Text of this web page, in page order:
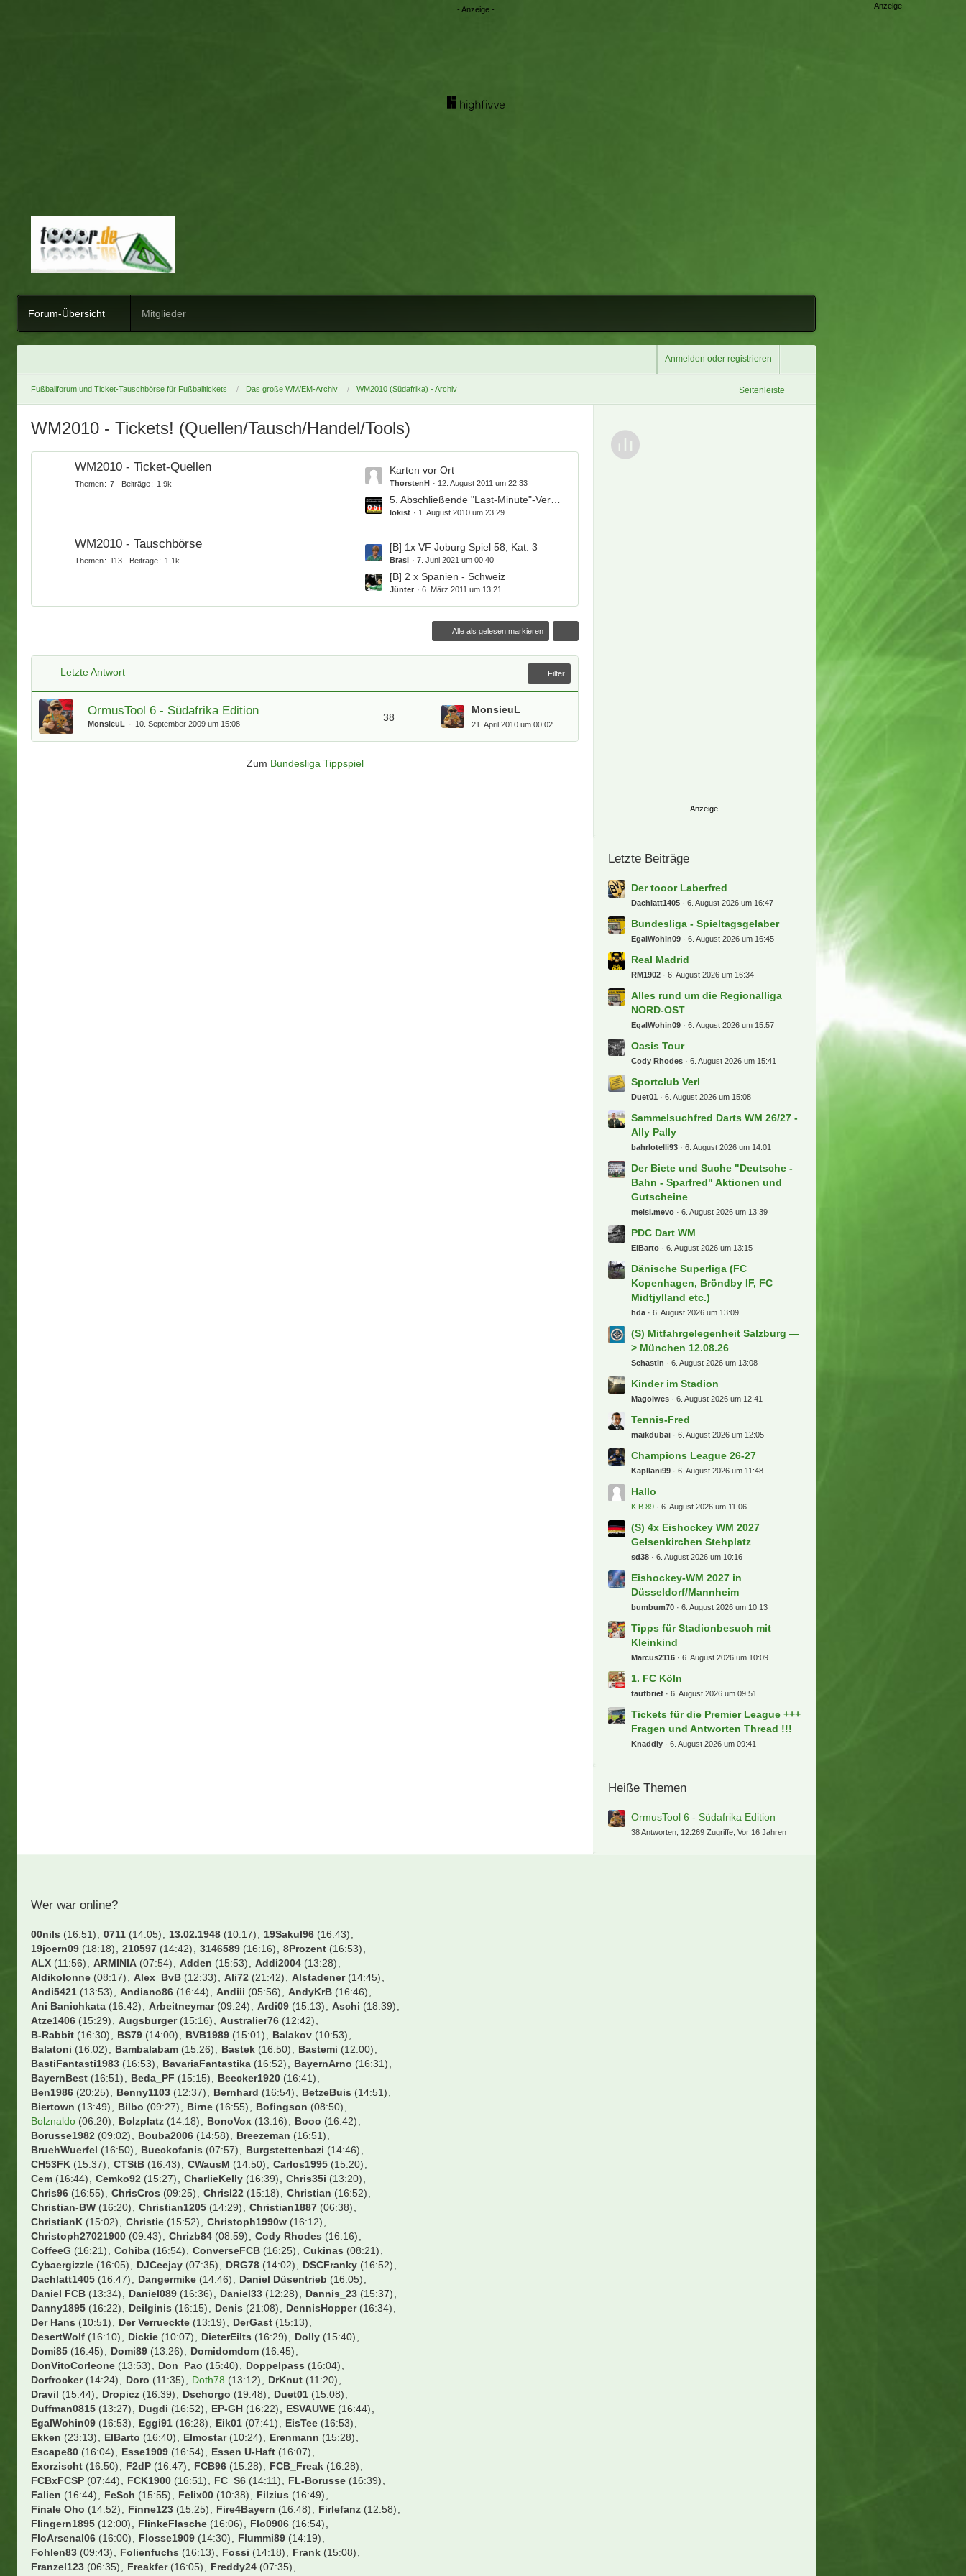
Forum-Übersicht Mitglieder
Anmelden oder registrieren
Fußballforum und Ticket-Tauschbörse für Fußballtickets Das große WM/EM-Archiv WM2010 (Südafrika) - Archiv Seitenleiste
WM2010 - Tickets! (Quellen/Tausch/Handel/Tools)
WM2010 - Ticket-Quellen
Themen 7 Beiträge 1,9k
L
e
t
z
e
B
i
e
Karten vor Ort
ThorstenH 12. August 2011 um 22:33
5. Abschließende "Last-Minute"-Verkaufsphase: 15. April 2010 bis 11. Juli 2010
lokist 1. August 2010 um 23:29
WM2010 - Tauschbörse
Themen 113 Beiträge 1,1k
L
e
t
z
t
r
[B] 1x VF Joburg Spiel 58, Kat. 3
Brasi 7. Juni 2021 um 00:40
[B] 2 x Spanien - Schweiz
Jünter 6. März 2011 um 13:21
Alle als gelesen markieren
Letzte Antwort Filter
OrmusTool 6 - Südafrika Edition
MonsieuL 10. September 2009 um 15:08
38
MonsieuL
21. April 2010 um 00:02
Zum Bundesliga Tippspiel
Letzte Beiträge
Der tooor Laberfred
Dachlatt1405 6. August 2026 um 16:47
Bundesliga - Spieltagsgelaber
EgalWohin09 6. August 2026 um 16:45
Real Madrid
RM1902 6. August 2026 um 16:34
Alles rund um die Regionalliga
NORD-OST
EgalWohin09 6. August 2026 um 15:57
Oasis Tour
Cody Rhodes 6. August 2026 um 15:41
Sportclub Verl
Duet01 6. August 2026 um 15:08
Sammelsuchfred Darts WM 26/27 -
Ally Pally
bahrlotelli93 6. August 2026 um 14:01
Der Biete und Suche "Deutsche -
Bahn - Sparfred" Aktionen und
Gutscheine
meisi.mevo 6. August 2026 um 13:39
PDC Dart WM
ElBarto 6. August 2026 um 13:15
Dänische Superliga (FC
Kopenhagen, Bröndby IF, FC
Midtjylland etc.)
hda 6. August 2026 um 13:09
(S) Mitfahrgelegenheit Salzburg —
> München 12.08.26
Schastin 6. August 2026 um 13:08
Kinder im Stadion
Magolwes 6. August 2026 um 12:41
Tennis-Fred
maikdubai 6. August 2026 um 12:05
Champions League 26-27
Kapllani99 6. August 2026 um 11:48
Hallo
K.B.89 6. August 2026 um 11:06
(S) 4x Eishockey WM 2027
Gelsenkirchen Stehplatz
sd38 6. August 2026 um 10:16
Eishockey-WM 2027 in
Düsseldorf/Mannheim
bumbum70 6. August 2026 um 10:13
Tipps für Stadionbesuch mit
Kleinkind
Marcus2116 6. August 2026 um 10:09
1. FC Köln
taufbrief 6. August 2026 um 09:51
Tickets für die Premier League +++
Fragen und Antworten Thread !!!
Knaddly 6. August 2026 um 09:41
Heiße Themen
OrmusTool 6 - Südafrika Edition
38 Antworten, 12.269 Zugriffe, Vor 16 Jahren
Wer war online?
00nils (16:51) 0711 (14:05) 13.02.1948 (10:17) 19Sakul96 (16:43)
19joern09 (18:18) 210597 (14:42) 3146589 (16:16) 8Prozent (16:53)
ALX (11:56) ARMINIA (07:54) Adden (15:53) Addi2004 (13:28)
Aldikolonne (08:17) Alex_BvB (12:33) Ali72 (21:42) Alstadener(14:45)
Andi5421 (13:53) Andiano86 (16:44) Andiii (05:56) AndyKrB (16:46)
Ani Banichkata (16:42) Arbeitneymar(09:24) Ardi09 (15:13) Aschi (18:39)
Atze1406 (15:29) Augsburger(15:16) Australier76 (12:42)
B-Rabbit (16:30) BS79 (14:00) BVB1989 (15:01) Balakov (10:53)
Balatoni (16:02) Bambalabam (15:26) Bastek (16:50) Bastemi (12:00)
BastiFantasti1983 (16:53) BavariaFantastika (16:52) BayernArno (16:31)
BayernBest (16:51) Beda_PF (15:15) Beecker1920 (16:41)
Ben1986 (20:25) Benny1103 (12:37) Bernhard (16:54) BetzeBuis (14:51)
Biertown (13:49) Bilbo (09:27) Birne (16:55) Bofingson (08:50)
Bolznaldo (06:20) Bolzplatz (14:18) BonoVox (13:16) Booo (16:42)
Borusse1982 (09:02) Bouba2006 (14:58) Breezeman (16:51)
BruehWuerfel (16:50) Bueckofanis (07:57) Burgstettenbazi (14:46)
CH53FK (15:37) CTStB (16:43) CWausM (14:50) Carlos1995 (15:20)
Cem (16:44) Cemko92 (15:27) CharlieKelly (16:39) Chris35i (13:20)
Chris96 (16:55) ChrisCros (09:25) Chrisl22 (15:18) Christian (16:52)
Christian-BW (16:20) Christian1205 (14:29) Christian1887 (06:38)
ChristianK (15:02) Christie (15:52) Christoph1990w (16:12)
Christoph27021900 (09:43) Chrizb84 (08:59) Cody Rhodes (16:16)
CoffeeG (16:21) Cohiba (16:54) ConverseFCB (16:25) Cukinas (08:21)
Cybaergizzle (16:05) DJCeejay (07:35) DRG78 (14:02) DSCFranky (16:52)
Dachlatt1405 (16:47) Dangermike (14:46) Daniel Düsentrieb (16:05)
Daniel FCB (13:34) Daniel089 (16:36) Daniel33 (12:28) Dannis_23 (15:37)
Danny1895 (16:22) Deilginis (16:15) Denis (21:08) DennisHopper(16:34)
Der Hans (10:51) Der Verrueckte (13:19) DerGast (15:13)
DesertWolf (16:10) Dickie (10:07) DieterEilts (16:29) Dolly (15:40)
Domi85 (16:45) Domi89 (13:26) Domidomdom (16:45)
DonVitoCorleone (13:53) Don_Pao (15:40) Doppelpass (16:04)
Dorfrocker(14:24) Doro (11:35) Doth78 (13:12) DrKnut (11:20)
Dravil (15:44) Dropicz (16:39) Dschorgo (19:48) Duet01 (15:08)
Duffman0815 (13:27) Dugdi (16:52) EP-GH (16:22) ESVAUWE (16:44)
EgalWohin09 (16:53) Eggi91 (16:28) Eik01 (07:41) EisTee (16:53)
Ekken (23:13) ElBarto (16:40) Elmostar(10:24) Erenmann (15:28)
Escape80 (16:04) Esse1909 (16:54) Essen U-Haft (16:07)
Exorzischt (16:50) F2dP (16:47) FCB96 (15:28) FCB_Freak (16:28)
FCBxFCSP (07:44) FCK1900 (16:51) FC_S6 (14:11) FL-Borusse (16:39)
Falien (16:44) FeSch (15:55) Felix00 (10:38) Filzius (16:49)
Finale Oho (14:52) Finne123 (15:25) Fire4Bayern (16:48) Firlefanz (12:58)
Flingern1895 (12:00) FlinkeFlasche (16:06) Flo0906 (16:54)
FloArsenal06 (16:00) Flosse1909 (14:30) Flummi89 (14:19)
Fohlen83 (09:43) Folienfuchs (16:13) Fossi (14:18) Frank (15:08)
Franzel123 (06:35) Freakfer(16:05) Freddy24 (07:35)